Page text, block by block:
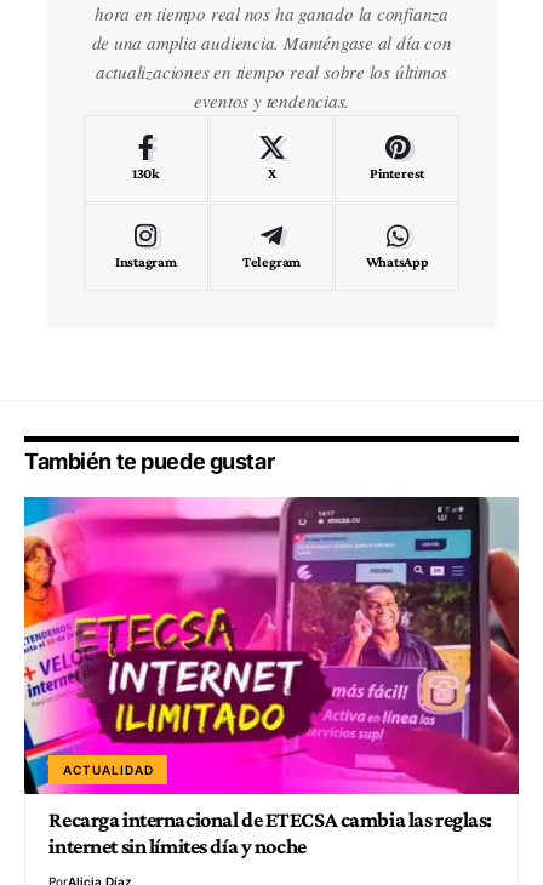
hora en tiempo real nos ha ganado la confianza
de una amplia audiencia. Manténgase al día con
actualizaciones en tiempo real sobre los últimos
eventos y tendencias.
130k X Pinterest
Instagram Telegram WhatsApp
También te puede gustar
ACTUALIDAD
Recarga internacional de ETECSA cambia las reglas:
internet sin límites día y noche
PorAlicia Díaz